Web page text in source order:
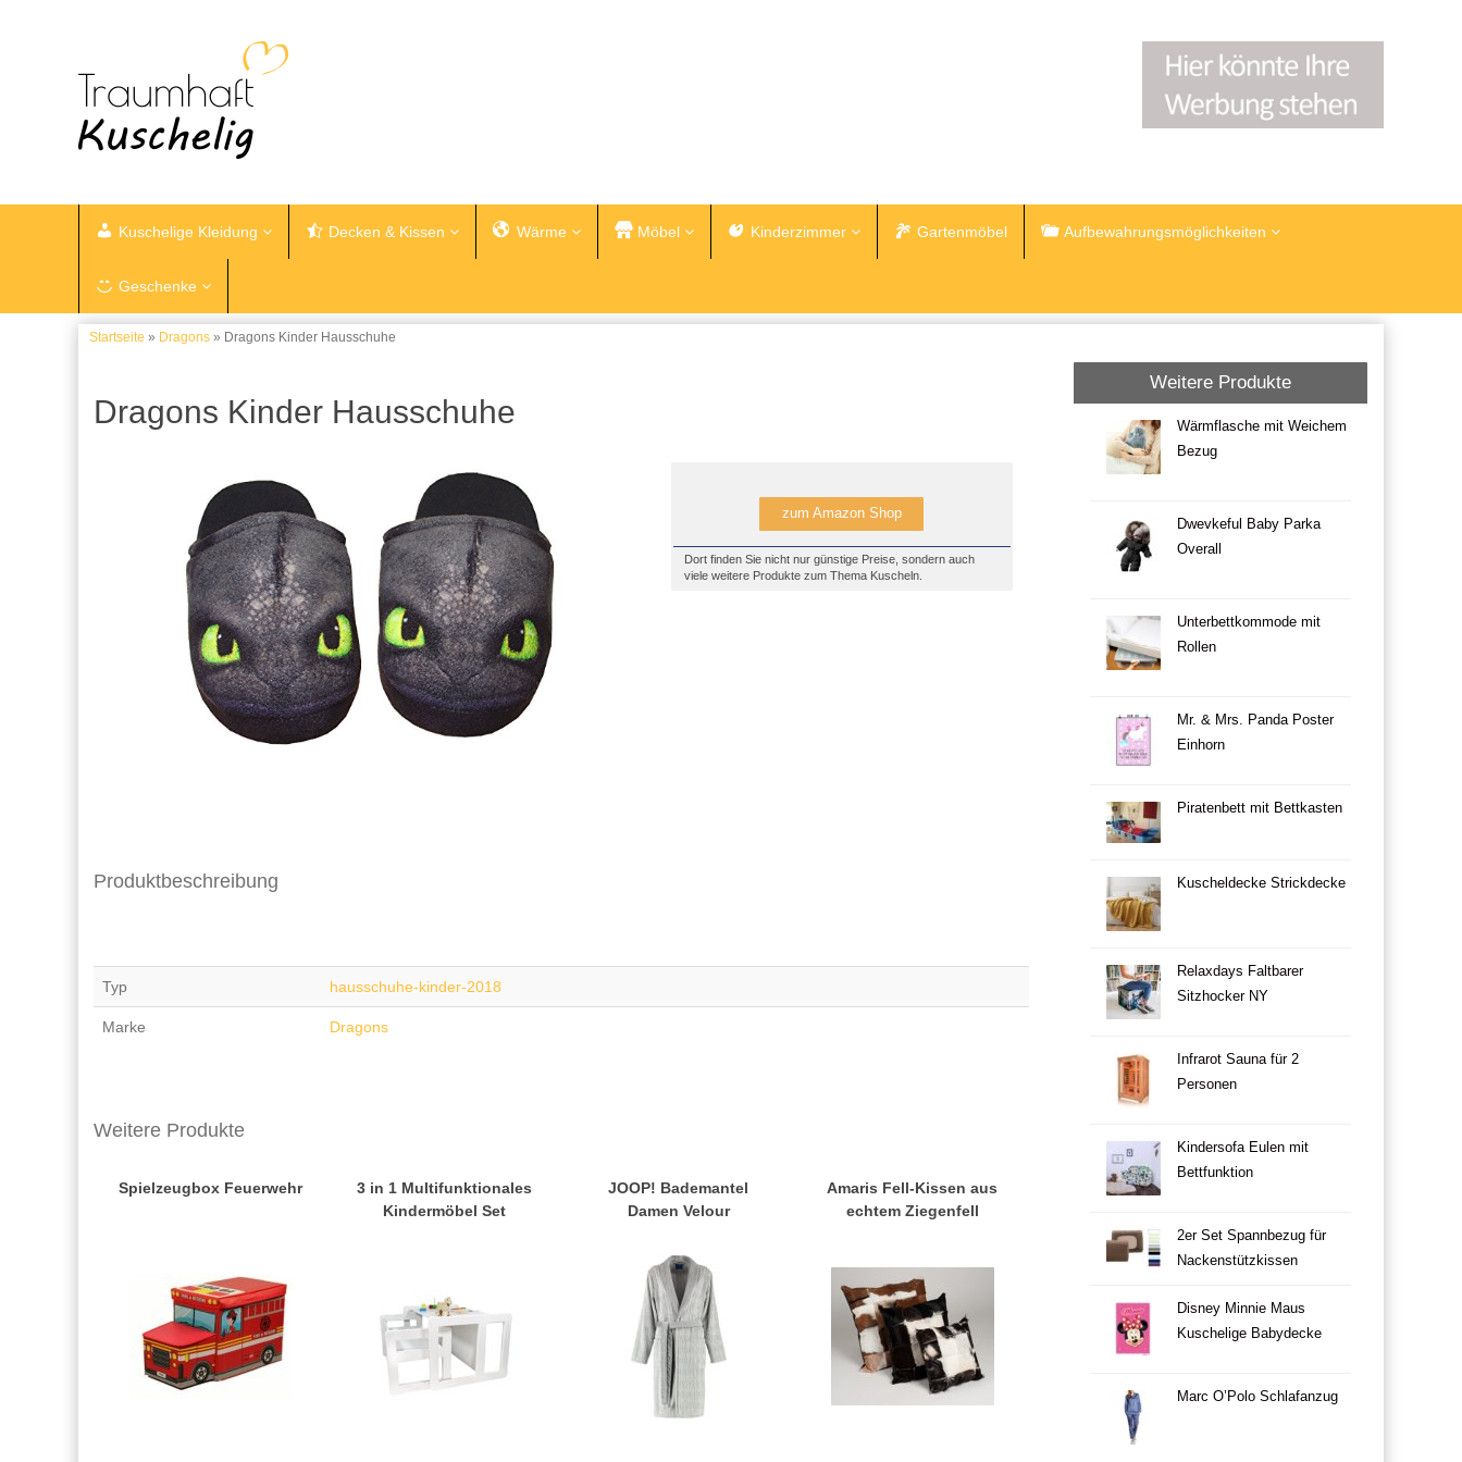
Kuschelige Kleidung Decken & Kissen Wärme Möbel Kinderzimmer Gartenmöbel Aufbewahrungsmöglichkeiten
Geschenke
Startseite » Dragons » Dragons Kinder Hausschuhe
Dragons Kinder Hausschuhe
zum Amazon Shop
Dort finden Sie nicht nur günstige Preise, sondern auch
viele weitere Produkte zum Thema Kuscheln.
Produktbeschreibung
Typ hausschuhe-kinder-2018
Marke Dragons
Weitere Produkte
Spielzeugbox Feuerwehr
3 in 1 Multifunktionales
Kindermöbel Set
JOOP! Bademantel
Damen Velour
Amaris Fell-Kissen aus
echtem Ziegenfell
Weitere Produkte
Wärmflasche mit Weichem
Bezug
Dwevkeful Baby Parka
Overall
Unterbettkommode mit
Rollen
Mr. & Mrs. Panda Poster
Einhorn
Piratenbett mit Bettkasten
Kuscheldecke Strickdecke
Relaxdays Faltbarer
Sitzhocker NY
Infrarot Sauna für 2
Personen
Kindersofa Eulen mit
Bettfunktion
2er Set Spannbezug für
Nackenstützkissen
Disney Minnie Maus
Kuschelige Babydecke
Marc O’Polo Schlafanzug